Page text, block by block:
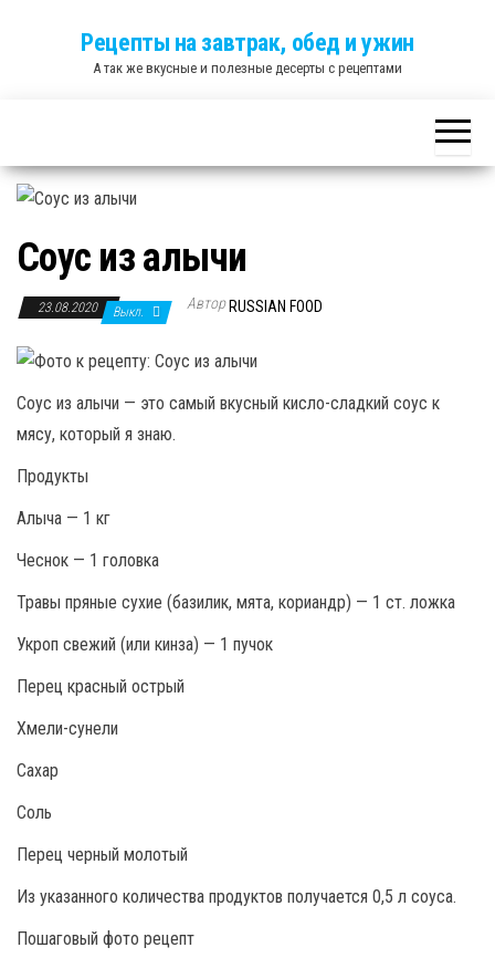
Рецепты на завтрак, обед и ужин
А так же вкусные и полезные десерты с рецептами
Соус из алычи
23.08.2020 Выкл. Автор RUSSIAN FOOD
Соус из алычи — это самый вкусный кисло-сладкий соус к
мясу, который я знаю.
Продукты
Алыча — 1 кг
Чеснок — 1 головка
Травы пряные сухие (базилик, мята, кориандр) — 1 ст. ложка
Укроп свежий (или кинза) — 1 пучок
Перец красный острый
Хмели-сунели
Сахар
Соль
Перец черный молотый
Из указанного количества продуктов получается 0,5 л соуса.
Пошаговый фото рецепт